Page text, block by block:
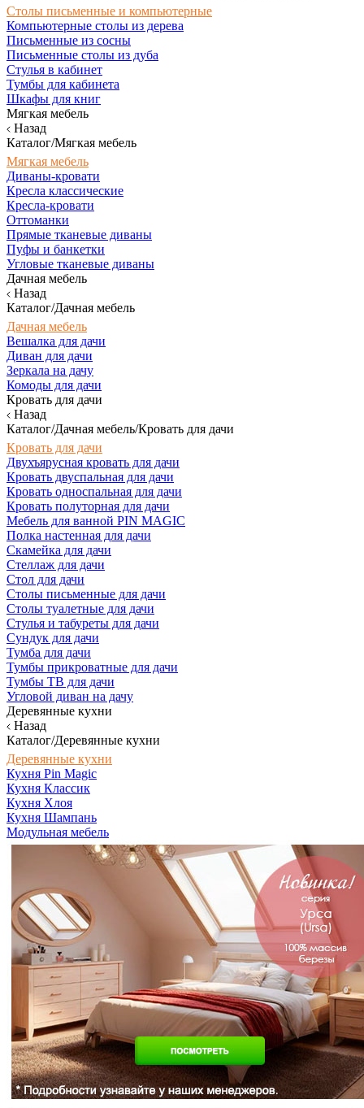
Столы письменные и компьютерные
Компьютерные столы из дерева
Письменные из сосны
Письменные столы из дуба
Стулья в кабинет
Тумбы для кабинета
Шкафы для книг
Мягкая мебель
Назад
Каталог/Мягкая мебель
Мягкая мебель
Диваны-кровати
Кресла классические
Кресла-кровати
Оттоманки
Прямые тканевые диваны
Пуфы и банкетки
Угловые тканевые диваны
Дачная мебель
Назад
Каталог/Дачная мебель
Дачная мебель
Вешалка для дачи
Диван для дачи
Зеркала на дачу
Комоды для дачи
Кровать для дачи
Назад
Каталог/Дачная мебель/Кровать для дачи
Кровать для дачи
Двухъярусная кровать для дачи
Кровать двуспальная для дачи
Кровать односпальная для дачи
Кровать полуторная для дачи
Мебель для ванной PIN MAGIC
Полка настенная для дачи
Скамейка для дачи
Стеллаж для дачи
Стол для дачи
Столы письменные для дачи
Столы туалетные для дачи
Стулья и табуреты для дачи
Сундук для дачи
Тумба для дачи
Тумбы прикроватные для дачи
Тумбы ТВ для дачи
Угловой диван на дачу
Деревянные кухни
Назад
Каталог/Деревянные кухни
Деревянные кухни
Кухня Pin Magic
Кухня Классик
Кухня Хлоя
Кухня Шампань
Модульная мебель